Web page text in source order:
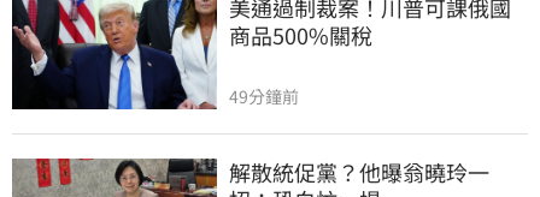
美通過制裁案！川普可課俄國
商品500%關稅
49分鐘前
解散統促黨？他曝翁曉玲一